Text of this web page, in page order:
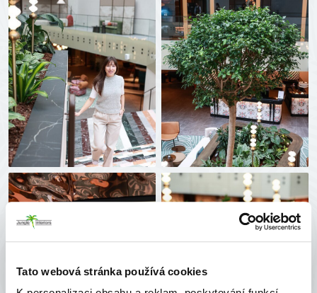
Tato webová stránka používá cookies